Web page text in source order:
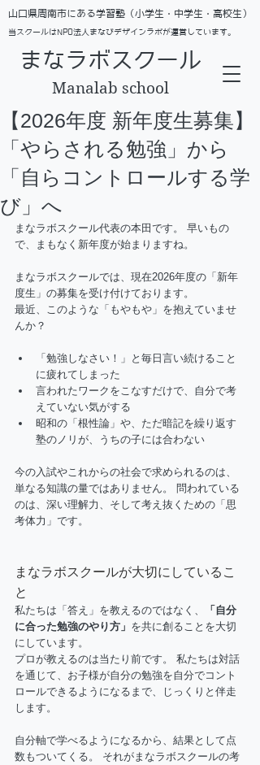
​山口県周南市にある学習塾（小学生・中学生・高校生）
当スクールはNPO法人まなびデザインラボが運営しています。
まなラボスクール
Manalab school
【2026年度 新年度生募集】
「やらされる勉強」から
「自らコントロールする学
び」へ
まなラボスクール代表の本田です。 早いもの
で、まもなく新年度が始まりますね。
まなラボスクールでは、現在2026年度の「新年
度生」の募集を受け付けております。
最近、このような「もやもや」を抱えていませ
んか？
「勉強しなさい！」と毎日言い続けること
に疲れてしまった
言われたワークをこなすだけで、自分で考
えていない気がする
昭和の「根性論」や、ただ暗記を繰り返す
塾のノリが、うちの子には合わない
今の入試やこれからの社会で求められるのは、
単なる知識の量ではありません。 問われている
のは、深い理解力、そして考え抜くための「思
考体力」です。
まなラボスクールが大切にしているこ
と
私たちは「答え」を教えるのではなく、
「自分
に合った勉強のやり方」 を共に創ることを大切
にしています。
プロが教えるのは当たり前です。 私たちは対話
を通じて、お子様が自分の勉強を自分でコント
ロールできるようになるまで、じっくりと伴走
します。
自分軸で学べるようになるから、結果として点
数もついてくる。 それがまなラボスクールの考